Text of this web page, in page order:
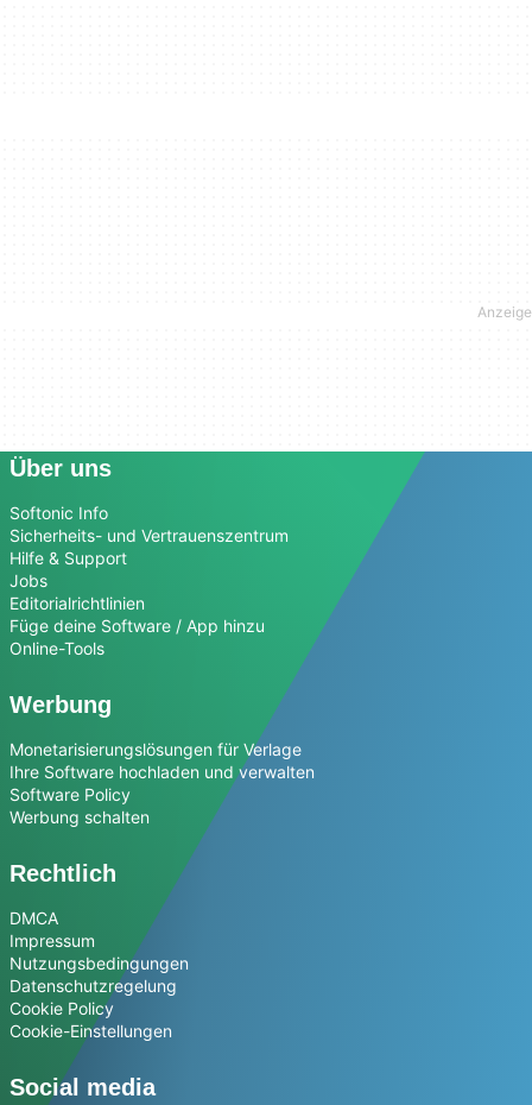
Über uns
Softonic Info
Sicherheits- und Vertrauenszentrum
Hilfe & Support
Jobs
Editorialrichtlinien
Füge deine Software / App hinzu
Online-Tools
Werbung
Monetarisierungslösungen für Verlage
Ihre Software hochladen und verwalten
Software Policy
Werbung schalten
Rechtlich
DMCA
Impressum
Nutzungsbedingungen
Datenschutzregelung
Cookie Policy
Cookie-Einstellungen
Social media